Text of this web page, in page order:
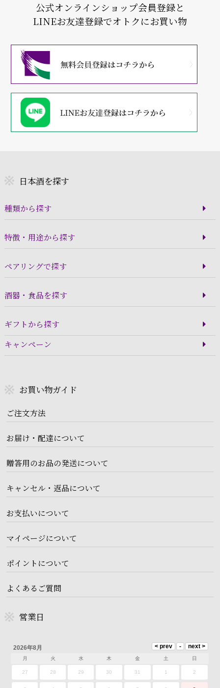
公式オンラインショップ会員登録と
LINEお友達登録でオトクにお買い物
日本酒を探す
種類から探す
特徴・用途から探す
ペアリングで探す
酒器・食品を探す
ギフトから探す
キャンペーン
お買い物ガイド
ご注文方法
お届け・配達について
贈答用のお品の発送について
キャンセル・返品について
お支払いについて
マイページについて
ポイントについて
よくあるご質問
営業日
2026年8月
月 火 水 木 金 土 日
27 28 29 30 31 1 2